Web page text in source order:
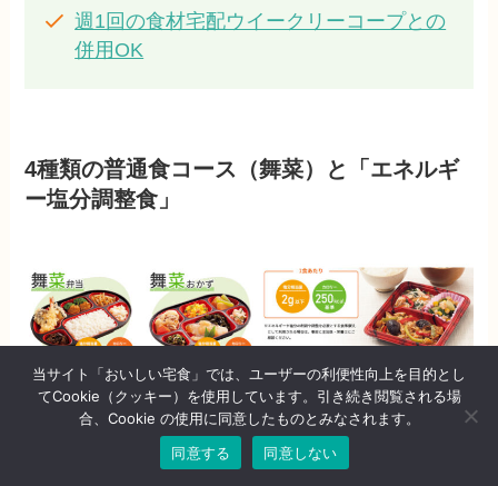
週1回の食材宅配ウイークリーコープとの
併用OK
4種類の普通食コース（舞菜）と「エネルギ
ー塩分調整食」
当サイト「おいしい宅食」では、ユーザーの利便性向上を目的とし
てCookie（クッキー）を使用しています。引き続き閲覧される場
合、Cookie の使用に同意したものとみなされます。
同意する
同意しない